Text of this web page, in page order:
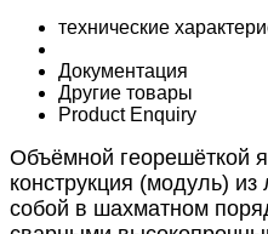
технические
Документация
Другие товары
Product Enquiry
Объёмной георешёткой
конструкция (модуль) из
собой в шахматном